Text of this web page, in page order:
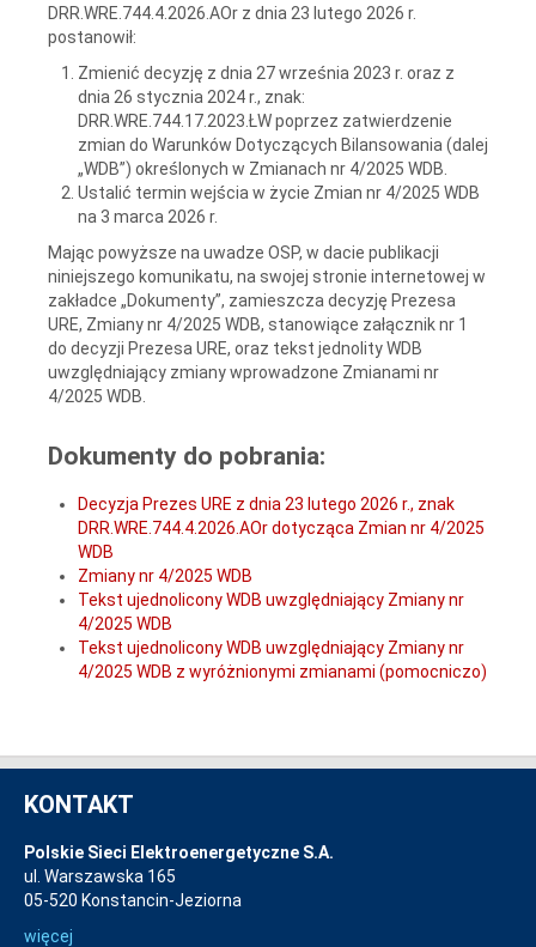
DRR.WRE.744.4.2026.AOr z dnia 23 lutego 2026 r.
postanowił:
Zmienić decyzję z dnia 27 września 2023 r. oraz z
dnia 26 stycznia 2024 r., znak:
DRR.WRE.744.17.2023.ŁW poprzez zatwierdzenie
zmian do Warunków Dotyczących Bilansowania (dalej
„WDB”) określonych w Zmianach nr 4/2025 WDB.
Ustalić termin wejścia w życie Zmian nr 4/2025 WDB
na 3 marca 2026 r.
Mając powyższe na uwadze OSP, w dacie publikacji
niniejszego komunikatu, na swojej stronie internetowej w
zakładce „Dokumenty”, zamieszcza decyzję Prezesa
URE, Zmiany nr 4/2025 WDB, stanowiące załącznik nr 1
do decyzji Prezesa URE, oraz tekst jednolity WDB
uwzględniający zmiany wprowadzone Zmianami nr
4/2025 WDB.
Dokumenty do pobrania:
Decyzja Prezes URE z dnia 23 lutego 2026 r., znak
DRR.WRE.744.4.2026.AOr dotycząca Zmian nr 4/2025
WDB
Zmiany nr 4/2025 WDB
Tekst ujednolicony WDB uwzględniający Zmiany nr
4/2025 WDB
Tekst ujednolicony WDB uwzględniający Zmiany nr
4/2025 WDB z wyróżnionymi zmianami (pomocniczo)
KONTAKT
Polskie Sieci Elektroenergetyczne S.A.
ul. Warszawska 165
05-520 Konstancin-Jeziorna
więcej